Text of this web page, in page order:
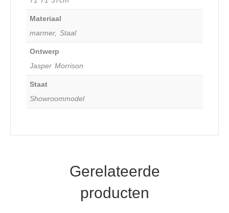
Materiaal
marmer, Staal
Ontwerp
Jasper Morrison
Staat
Showroommodel
Gerelateerde
producten